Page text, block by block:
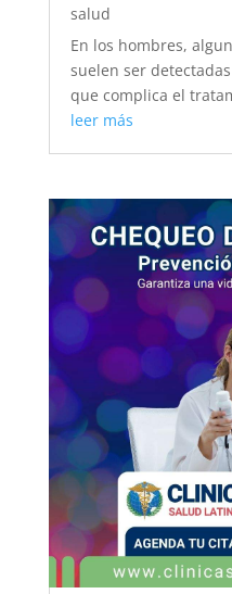
salud
En los hombres,
suelen ser
que complica el
leer más